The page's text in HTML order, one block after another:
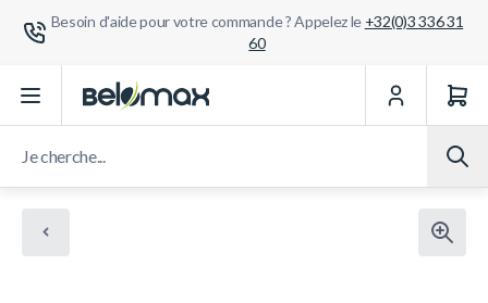
Besoin d'aide pour votre commande ? Appelez le +32(0)3 336 31
60